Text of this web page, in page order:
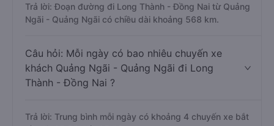
Trả lời: Đoạn đường đi Long Thành - Đồng Nai từ Quảng
Ngãi - Quảng Ngãi có chiều dài khoảng 568 km.
Câu hỏi: Mỗi ngày có bao nhiêu chuyến xe
khách Quảng Ngãi - Quảng Ngãi đi Long
Thành - Đồng Nai ?
Trả lời: Trung bình mỗi ngày có khoảng 4 chuyến xe bắt